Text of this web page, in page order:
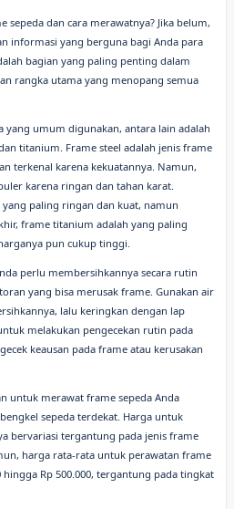
sepeda dan cara merawatnya? Jika belum,
informasi yang berguna bagi Anda para
bagian yang paling penting dalam
rangka utama yang menopang semua
yang umum digunakan, antara lain adalah
titanium. Frame steel adalah jenis frame
terkenal karena kekuatannya. Namun,
karena ringan dan tahan karat.
paling ringan dan kuat, namun
frame titanium adalah yang paling
pun cukup tinggi.
perlu membersihkannya secara rutin
yang bisa merusak frame. Gunakan air
lalu keringkan dengan lap
melakukan pengecekan rutin pada
keausan pada frame atau kerusakan
untuk merawat frame sepeda Anda
sepeda terdekat. Harga untuk
bervariasi tergantung pada jenis frame
harga rata-rata untuk perawatan frame
hingga Rp 500.000, tergantung pada tingkat